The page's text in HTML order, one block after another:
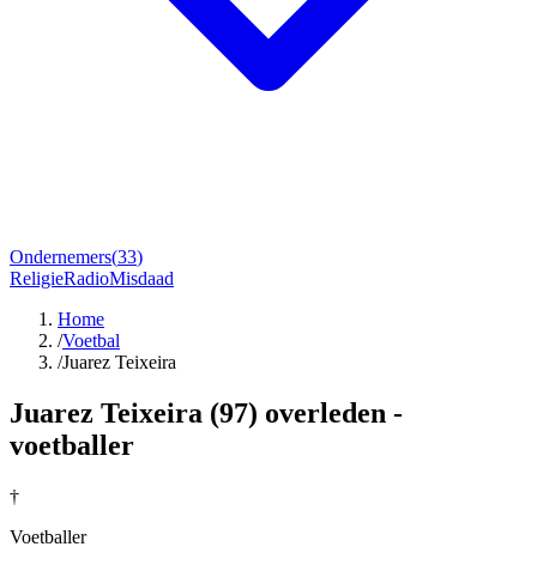
Ondernemers(33)
ReligieRadioMisdaad
Home
/Voetbal
/Juarez Teixeira
Juarez Teixeira (97) overleden -
voetballer
†
Voetballer